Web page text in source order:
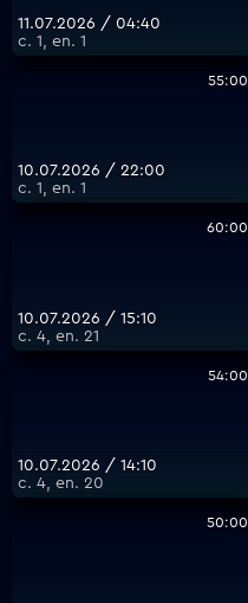
11.07.2026 / 04:40
с. 1, еп. 1
55:00
10.07.2026 / 22:00
с. 1, еп. 1
60:00
10.07.2026 / 15:10
с. 4, еп. 21
54:00
10.07.2026 / 14:10
с. 4, еп. 20
50:00